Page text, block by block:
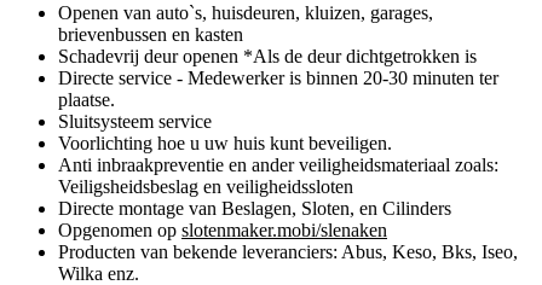
Openen van auto`s, huisdeuren, kluizen, garages,
brievenbussen en kasten
Schadevrij deur openen *Als de deur dichtgetrokken is
Directe service - Medewerker is binnen 20-30 minuten ter
plaatse.
Sluitsysteem service
Voorlichting hoe u uw huis kunt beveiligen.
Anti inbraakpreventie en ander veiligheidsmateriaal zoals:
Veiligsheidsbeslag en veiligheidssloten
Directe montage van Beslagen, Sloten, en Cilinders
Opgenomen op slotenmaker.mobi/slenaken
Producten van bekende leveranciers: Abus, Keso, Bks, Iseo,
Wilka enz.